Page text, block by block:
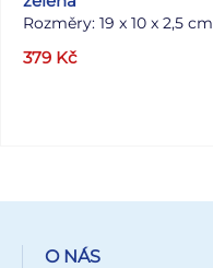
Rozměry: 19 x 10 x 2,5 cm
379 Kč
O NÁS